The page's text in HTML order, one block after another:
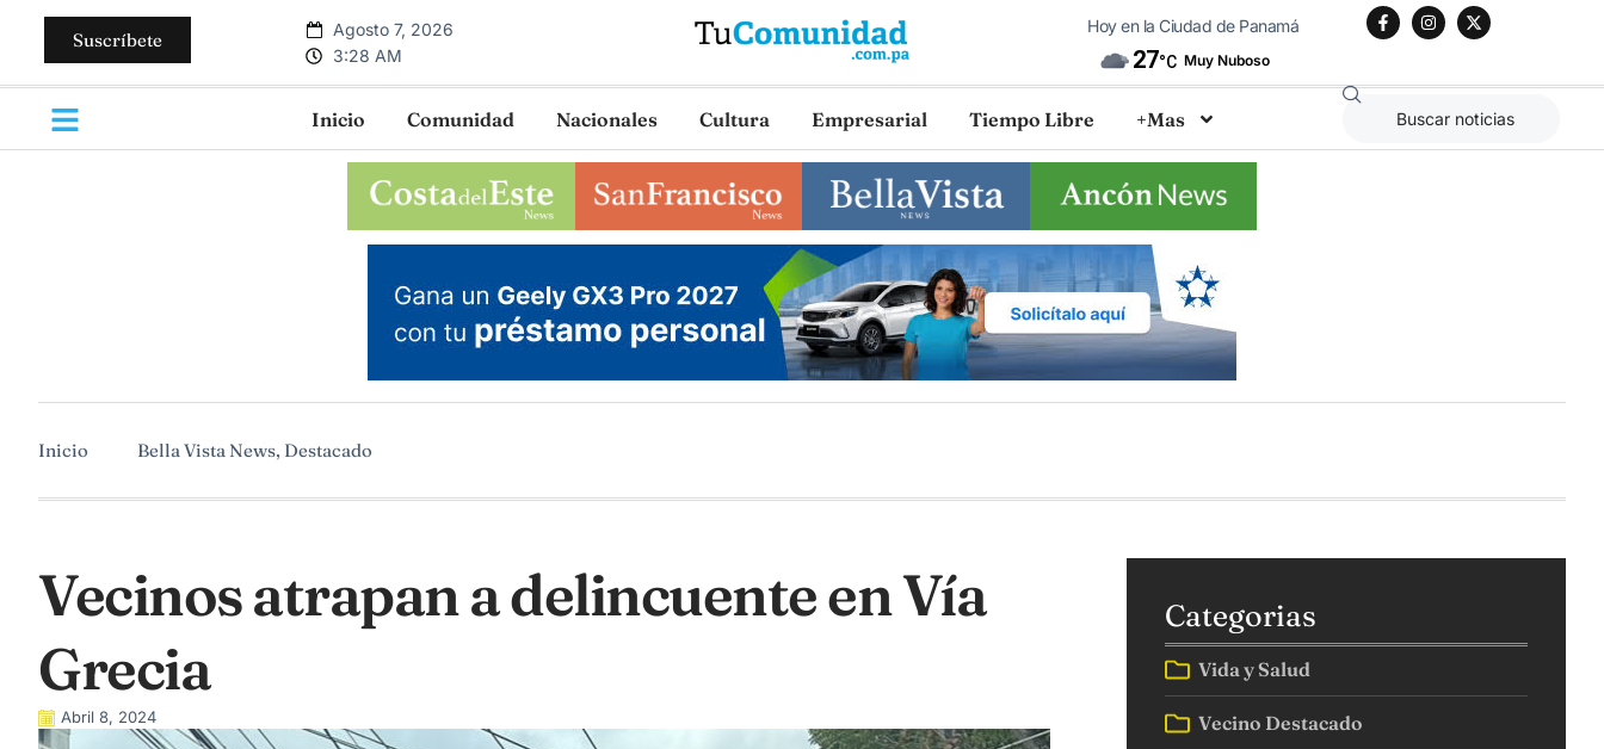
Suscríbete
Agosto 7, 2026
3:28 AM
Hoy en la Ciudad de Panamá
27°C Muy Nuboso
Inicio Comunidad Nacionales Cultura Empresarial Tiempo Libre +Mas
Inicio Bella Vista News, Destacado
Vecinos atrapan a delincuente en Vía
Grecia
Abril 8, 2024
Categorias
Vida y Salud
Vecino Destacado